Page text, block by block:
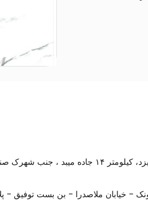
کارخانه و دفتر میبد: یزد، کیلومتر ۱۴